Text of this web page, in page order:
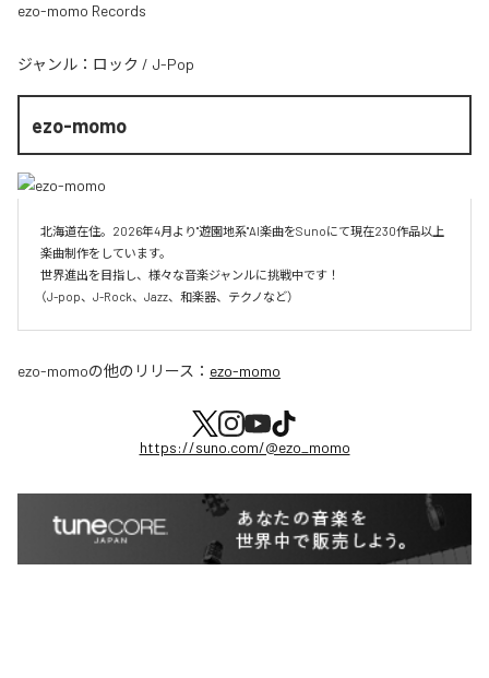
ezo-momo Records
ジャンル： ロック / J-Pop
ezo-momo
北海道在住。2026年4月より"遊園地系"AI楽曲をSunoにて現在230作品以上
楽曲制作をしています。
世界進出を目指し、様々な音楽ジャンルに挑戦中です！
（J-pop、J-Rock、Jazz、和楽器、テクノなど）
ezo-momoの他のリリース： ezo-momo
https://suno.com/@ezo_momo